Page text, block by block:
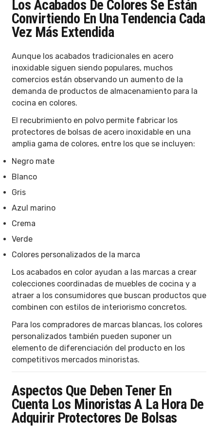
Los Acabados De Colores Se Están
Convirtiendo En Una Tendencia Cada
Vez Más Extendida
Aunque los acabados tradicionales en acero
inoxidable siguen siendo populares, muchos
comercios están observando un aumento de la
demanda de productos de almacenamiento para la
cocina en colores.
El recubrimiento en polvo permite fabricar los
protectores de bolsas de acero inoxidable en una
amplia gama de colores, entre los que se incluyen:
Negro mate
Blanco
Gris
Azul marino
Crema
Verde
Colores personalizados de la marca
Los acabados en color ayudan a las marcas a crear
colecciones coordinadas de muebles de cocina y a
atraer a los consumidores que buscan productos que
combinen con estilos de interiorismo concretos.
Para los compradores de marcas blancas, los colores
personalizados también pueden suponer un
elemento de diferenciación del producto en los
competitivos mercados minoristas.
Aspectos Que Deben Tener En
Cuenta Los Minoristas A La Hora De
Adquirir Protectores De Bolsas